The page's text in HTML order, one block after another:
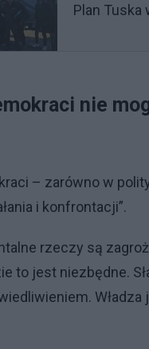
Plan Tuska
nie
– zarówno w
i konfrontacji”.
rzeczy są
to jest niezbędne.